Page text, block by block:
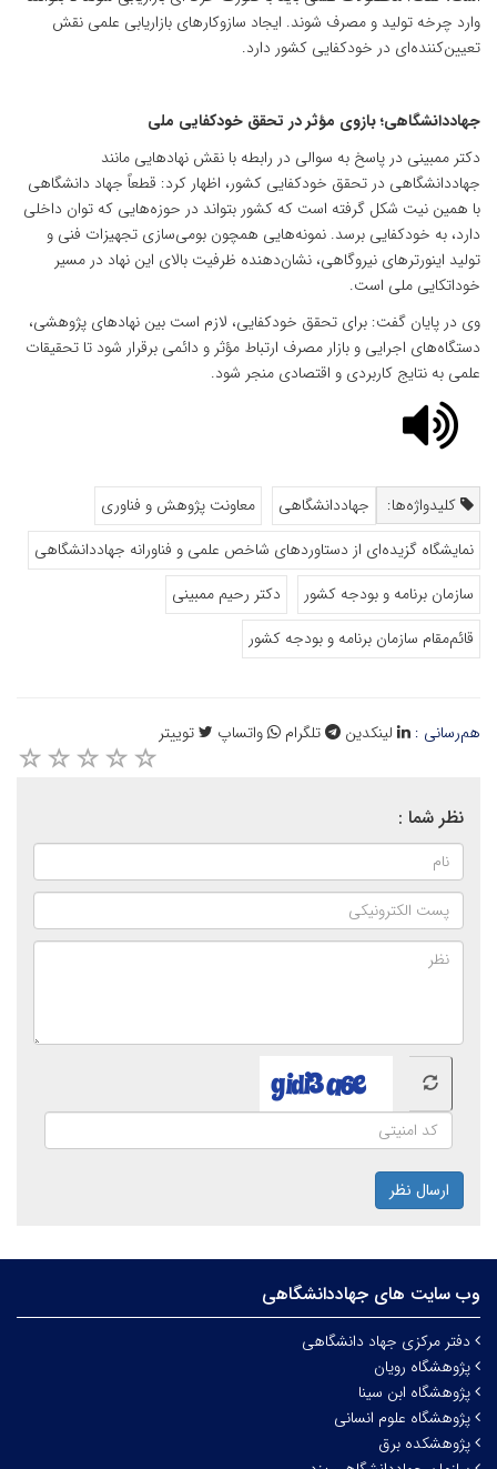
وارد چرخه تولید و مصرف شوند. ایجاد سازوکارهای بازاریابی علمی نقش
تعیین‌کننده‌ای در خودکفایی کشور دارد.
جهاددانشگاهی؛ بازوی مؤثر در تحقق خودکفایی ملی
دکتر ممبینی در پاسخ به سوالی در رابطه با نقش نهادهایی مانند
جهاددانشگاهی در تحقق خودکفایی کشور، اظهار کرد: قطعاً جهاد دانشگاهی
با همین نیت شکل گرفته است که کشور بتواند در حوزه‌هایی که توان داخلی
دارد، به خودکفایی برسد. نمونه‌هایی همچون بومی‌سازی تجهیزات فنی و
تولید اینورترهای نیروگاهی، نشان‌دهنده ظرفیت بالای این نهاد در مسیر
خوداتکایی ملی است.
وی در پایان گفت: برای تحقق خودکفایی، لازم است بین نهادهای پژوهشی،
دستگاه‌های اجرایی و بازار مصرف ارتباط مؤثر و دائمی برقرار شود تا تحقیقات
علمی به نتایج کاربردی و اقتصادی منجر شود.
کلیدواژه‌ها: جهاددانشگاهی
معاونت پژوهش و فناوری
نمایشگاه گزیده‌ای از دستاوردهای شاخص علمی و فناورانه جهاددانشگاهی
سازمان برنامه و بودجه کشور
دکتر رحیم ممبینی
قائم‌مقام سازمان برنامه و بودجه کشور
هم‌رسانی : لینکدین تلگرام واتساپ توییتر
نظر شما :
ارسال نظر
وب سایت های جهاددانشگاهی
دفتر مرکزی جهاد دانشگاهی
پژوهشگاه رویان
پژوهشگاه ابن سینا
پژوهشگاه علوم انسانی
پژوهشکده برق